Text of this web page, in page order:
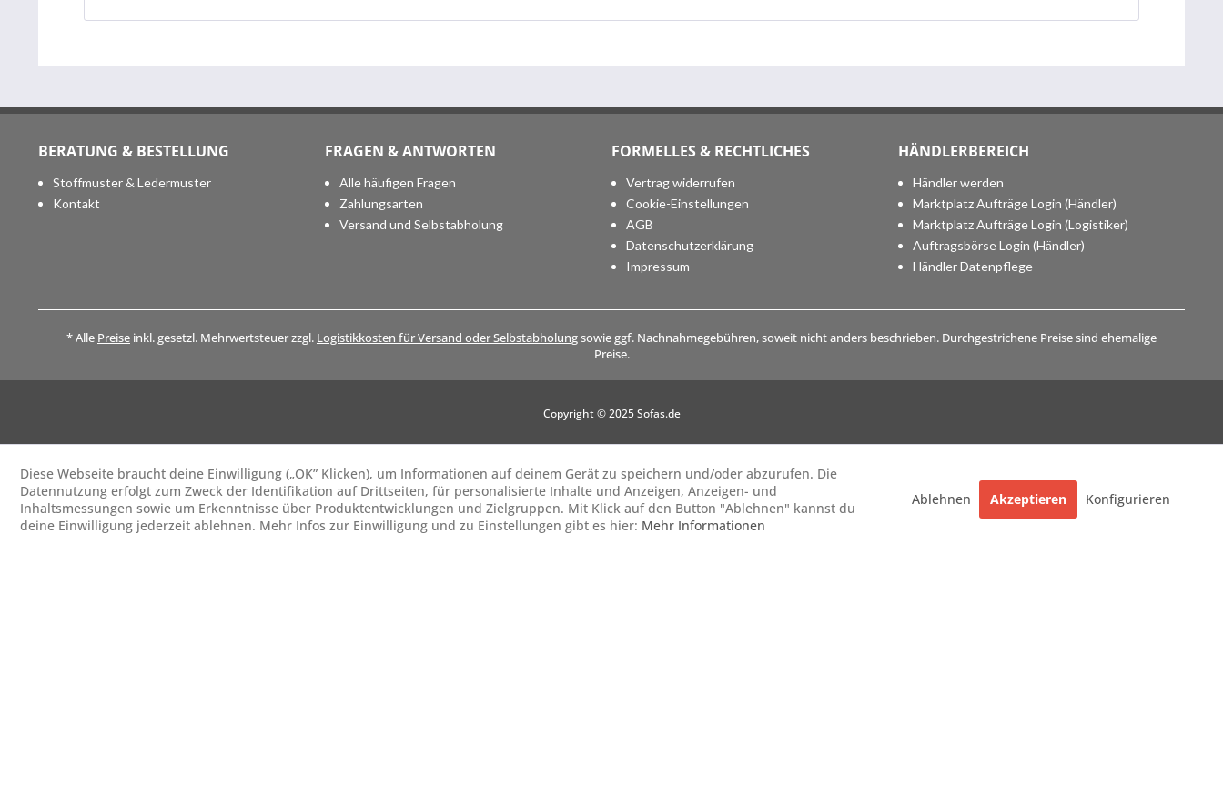
BERATUNG & BESTELLUNG
Stoffmuster & Ledermuster
Kontakt
FRAGEN & ANTWORTEN
Alle häufigen Fragen
Zahlungsarten
Versand und Selbstabholung
FORMELLES & RECHTLICHES
Vertrag widerrufen
Cookie-Einstellungen
AGB
Datenschutzerklärung
Impressum
HÄNDLERBEREICH
Händler werden
Marktplatz Aufträge Login (Händler)
Marktplatz Aufträge Login (Logistiker)
Auftragsbörse Login (Händler)
Händler Datenpflege
* Alle Preise inkl. gesetzl. Mehrwertsteuer zzgl. Logistikkosten für Versand oder Selbstabholungsowie ggf. Nachnahmegebühren, soweit nicht anders beschrieben. Durchgestrichene Preise sind ehemalige
Preise.
Copyright © 2025 Sofas.de
Diese Webseite braucht deine Einwilligung („OK” Klicken), um Informationen auf deinem Gerät zu speichern und/oder abzurufen. Die
Datennutzung erfolgt zum Zweck der Identifikation auf Drittseiten, für personalisierte Inhalte und Anzeigen, Anzeigen- und
Inhaltsmessungen sowie um Erkenntnisse über Produktentwicklungen und Zielgruppen. Mit Klick auf den Button "Ablehnen" kannst du
deine Einwilligung jederzeit ablehnen. Mehr Infos zur Einwilligung und zu Einstellungen gibt es hier: Mehr Informationen
Ablehnen Akzeptieren Konfigurieren